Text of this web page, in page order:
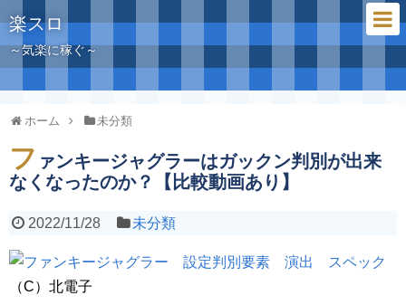
楽スロ
～気楽に稼ぐ～
ホーム 未分類
フ ァンキージャグラーはガックン判別が出来
なくなったのか？【比較動画あり】
2022/11/28 未分類
（C）北電子